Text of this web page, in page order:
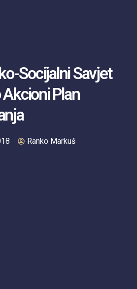
Socijalni Savjet
Akcioni Plan
Ranko Markuš